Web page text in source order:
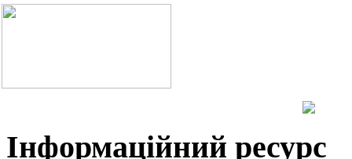
Інформаційний ресурс